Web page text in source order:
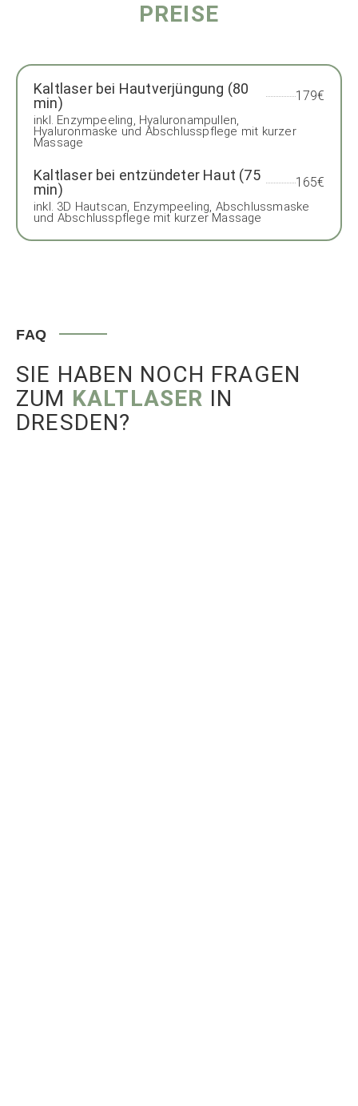
PREISE
Kaltlaser bei Hautverjüngung (80
min)
179€
inkl. Enzympeeling, Hyaluronampullen,
Hyaluronmaske und Abschlusspflege mit kurzer
Massage
Kaltlaser bei entzündeter Haut (75
min)
165€
inkl. 3D Hautscan, Enzympeeling, Abschlussmaske
und Abschlusspflege mit kurzer Massage
FAQ
SIE HABEN NOCH FRAGEN
ZUM KALTLASER IN
DRESDEN?